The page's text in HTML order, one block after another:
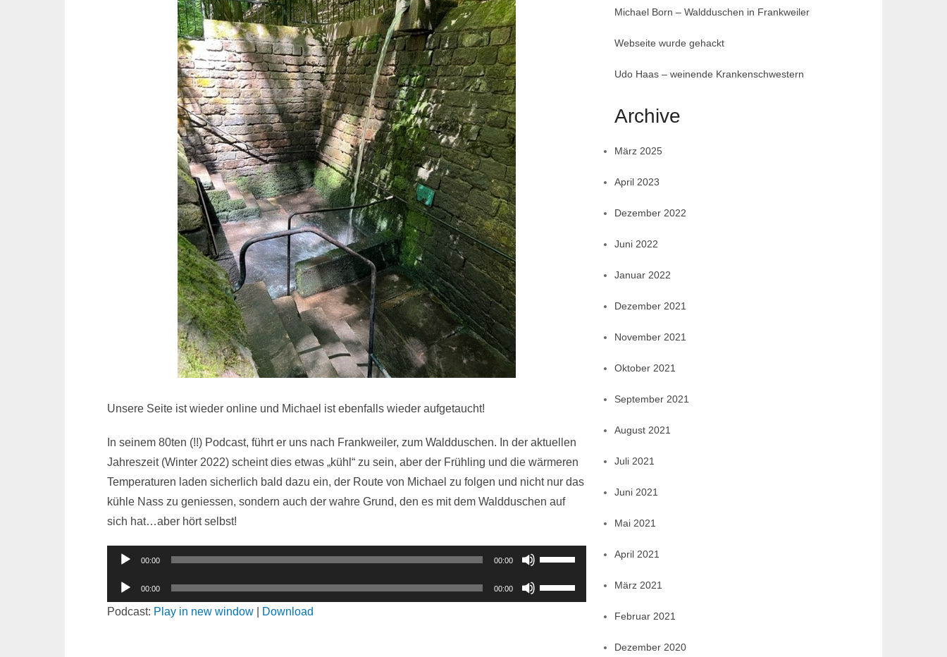
Unsere Seite ist wieder online und Michael ist ebenfalls wieder aufgetaucht!
In seinem 80ten (!!) Podcast, führt er uns nach Frankweiler, zum Waldduschen. In der aktuellen
Jahreszeit (Winter 2022) scheint dies etwas „kühl“ zu sein, aber der Frühling und die wärmeren
Temperaturen laden sicherlich bald dazu ein, der Route von Michael zu folgen und nicht nur das
kühle Nass zu geniessen, sondern auch der wahre Grund, den es mit dem Waldduschen auf
sich hat…aber hört selbst!
Audio-
00:00 00:00
Pfeiltasten
benutzen,
Audio-
Player
00:00 00:00
Pfeiltasten
Hoch/Runter
Podcast: Play in new window Download
Michael Born – Waldduschen in Frankweiler
Webseite wurde gehackt
Udo Haas – weinende Krankenschwestern
Archive
März 2025
April 2023
Dezember 2022
Juni 2022
Januar 2022
Dezember 2021
November 2021
Oktober 2021
September 2021
August 2021
Juli 2021
Juni 2021
Mai 2021
April 2021
März 2021
Februar 2021
Dezember 2020